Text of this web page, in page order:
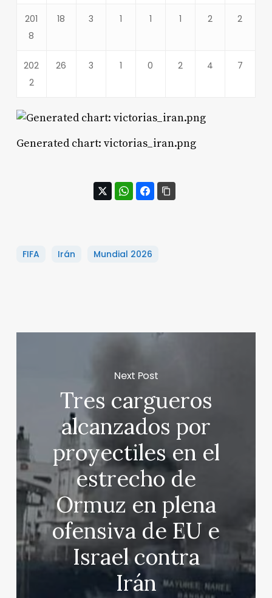
201
8
18 3 1 1 1 2 2
202
2
26 3 1 0 2 4 7
Generated chart: victorias_iran.png
FIFA Irán Mundial 2026
Next Post
Tres cargueros
alcanzados por
proyectiles en el
estrecho de
Ormuz en plena
ofensiva de EU e
Israel contra
Irán